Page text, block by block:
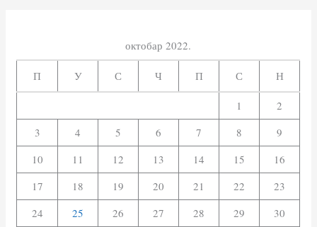
а
а
:
октобар 2022.
П У С Ч П С Н
1
2
3
4 5 6 7 8
9
10
11 12 13 14 15
16
17
18 19 20 21 22
23
24
25 26 27 28 29
30